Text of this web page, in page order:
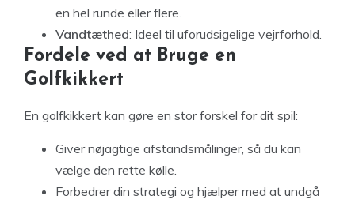
en hel runde eller flere.
Vandtæthed: Ideel til uforudsigelige vejrforhold.
Fordele ved at Bruge en
Golfkikkert
En golfkikkert kan gøre en stor forskel for dit spil:
Giver nøjagtige afstandsmålinger, så du kan
vælge den rette kølle.
Forbedrer din strategi og hjælper med at undgå